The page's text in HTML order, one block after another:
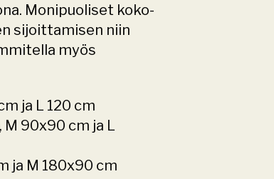
Monipuoliset koko-
sijoittamisen niin
myös
ja L 120 cm
90x90 cm ja L
ja M 180x90 cm